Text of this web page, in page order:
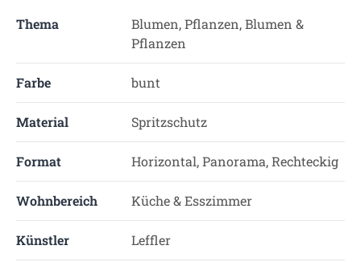
Thema
Blumen, Pflanzen, Blumen &
Pflanzen
Farbe bunt
Material Spritzschutz
Format Horizontal, Panorama, Rechteckig
Wohnbereich Küche & Esszimmer
Künstler Leffler